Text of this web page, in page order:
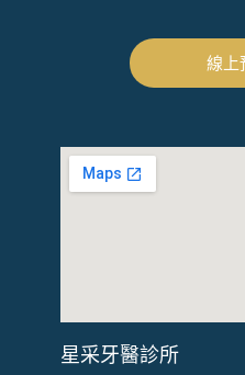
線上
星采牙醫診所